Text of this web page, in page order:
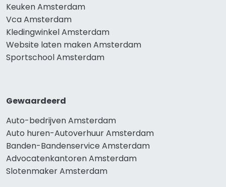
Keuken Amsterdam
Vca Amsterdam
Kledingwinkel Amsterdam
Website laten maken Amsterdam
Sportschool Amsterdam
Gewaardeerd
Auto-bedrijven Amsterdam
Auto huren-Autoverhuur Amsterdam
Banden-Bandenservice Amsterdam
Advocatenkantoren Amsterdam
Slotenmaker Amsterdam